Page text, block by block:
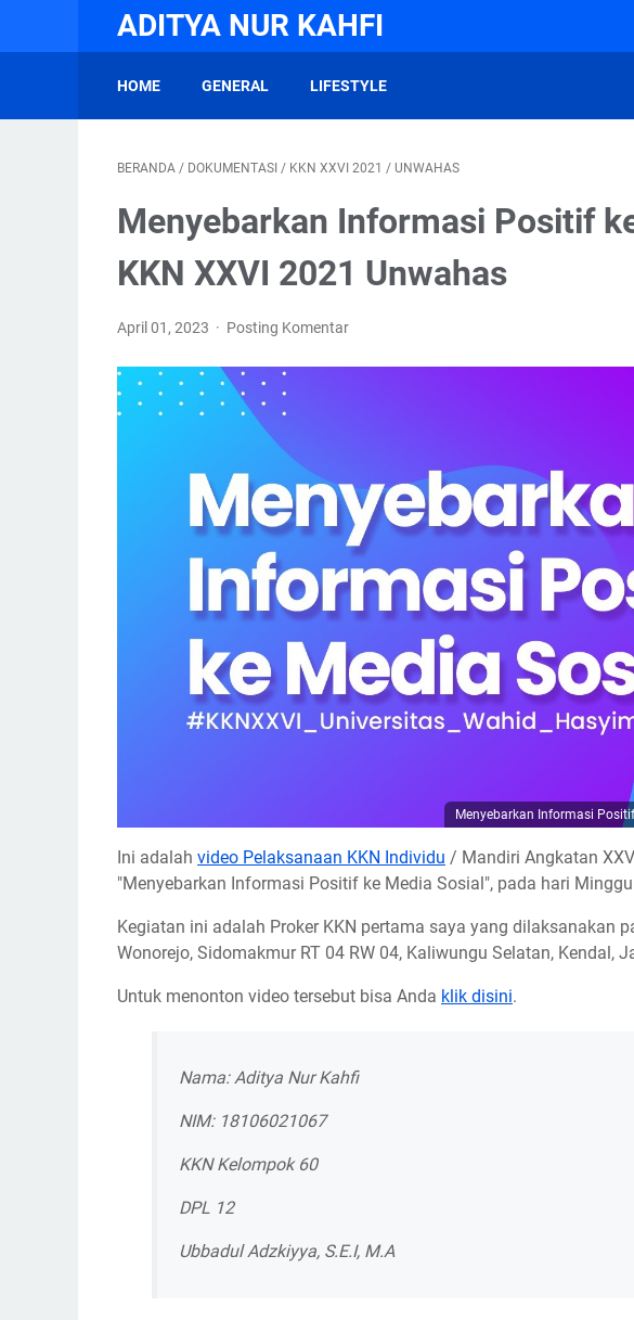
ADITYA NUR KAHFI
HOME GENERAL LIFESTYLE
BERANDA / DOKUMENTASI / KKN XXVI 2021 / UNWAHAS
Menyebarkan Informasi Positif
KKN XXVI 2021 Unwahas
April 01, 2023 Posting Komentar
Menyebarkan Informasi
Ini adalah video Pelaksanaan KKN Individu / Mandiri Angkatan
"Menyebarkan Informasi Positif ke Media Sosial", pada hari
Kegiatan ini adalah Proker KKN pertama saya yang dilaksanakan
Wonorejo, Sidomakmur RT 04 RW 04, Kaliwungu Selatan, Kendal,
Untuk menonton video tersebut bisa Anda klik disini.
Nama: Aditya Nur Kahfi
NIM: 18106021067
KKN Kelompok 60
DPL 12
Ubbadul Adzkiyya, S.E.I, M.A